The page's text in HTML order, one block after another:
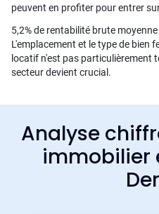
peuvent en profiter pour entrer
5,2% de rentabilité brute
L'emplacement et le type de bien
locatif n'est pas particulièrement
secteur devient crucial.
Analyse
immobilier